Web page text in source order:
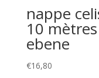
nappe
10 mètres
ebene
€16,80